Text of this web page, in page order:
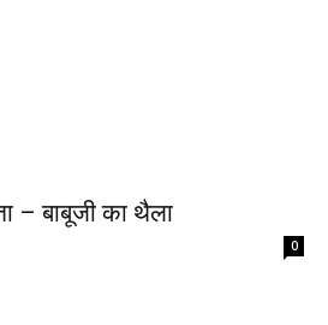
– बाबूजी का थैला
0